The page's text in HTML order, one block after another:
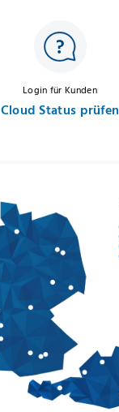
Login für Kunden
Cloud Status prüfen